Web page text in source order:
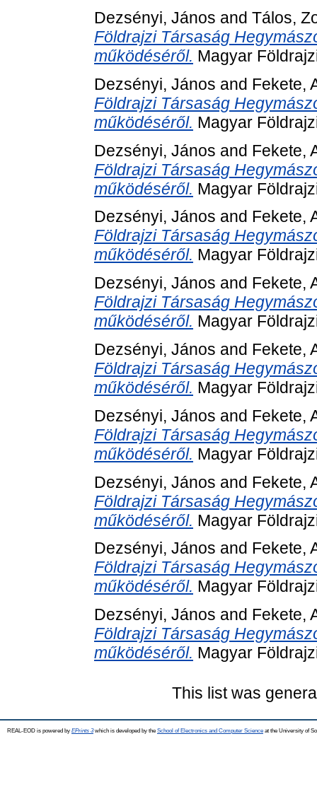
Dezsényi, János and Tálos,
Földrajzi Társaság
működéséről. Magyar
Dezsényi, János and Fekete,
Földrajzi Társaság
működéséről. Magyar
Dezsényi, János and Fekete,
Földrajzi Társaság
működéséről. Magyar
Dezsényi, János and Fekete,
Földrajzi Társaság
működéséről. Magyar
Dezsényi, János and Fekete,
Földrajzi Társaság
működéséről. Magyar
Dezsényi, János and Fekete,
Földrajzi Társaság
működéséről. Magyar
Dezsényi, János and Fekete,
Földrajzi Társaság
működéséről. Magyar
Dezsényi, János and Fekete,
Földrajzi Társaság
működéséről. Magyar
Dezsényi, János and Fekete,
Földrajzi Társaság
működéséről. Magyar
Dezsényi, János and Fekete,
Földrajzi Társaság
működéséről. Magyar
This list was
REAL-EOD is powered by EPrints 3which is developed by the School of Electronics and Computer Science at the University of